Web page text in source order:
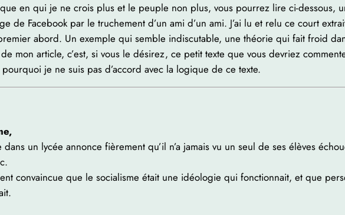
en qui je ne crois plus et le peuple non plus, vous pourrez lire ci-dessous,
de Facebook par le truchement d’un ami d’un ami. J’ai lu et relu ce court
abord. Un exemple qui semble indiscutable, une théorie qui fait froid
mon article, c’est, si vous le désirez, ce petit texte que vous devriez
pourquoi je ne suis pas d’accord avec la logique de ce texte.
un lycée annonce fièrement qu’il n’a jamais vu un seul de ses élèves
convaincue que le socialisme était une idéologie qui fonctionnait, et que